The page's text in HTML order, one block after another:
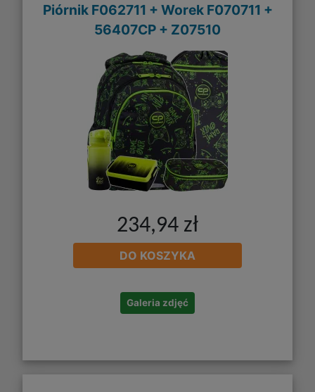
Piórnik F062711 + Worek F070711 +
56407CP + Z07510
234,94 zł
DO KOSZYKA
Galeria zdjęć